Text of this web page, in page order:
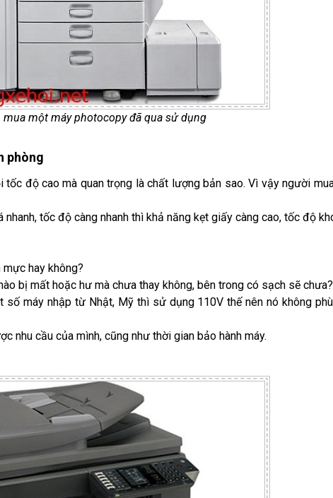
mua một máy photocopy đã qua sử dụng
phòng
độ cao mà quan trọng là chất lượng bản sao. Vì vậy người
tốc độ càng nhanh thì khả năng kẹt giấy càng cao, tốc độ
hay không?
bị mất hoặc hư mà chưa thay không, bên trong có sạch sẽ chưa?
máy nhập từ Nhật, Mỹ thì sử dụng 110V thế nên nó không
nhu cầu của mình, cũng như thời gian bảo hành máy.